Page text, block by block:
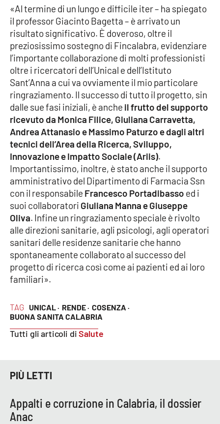
PROGETTI
SPECIALI
Buona Sanità Calabria
LA
CALABRIAVISIONE
Destinazioni
Eventi
Food
Storie
LAC
NETWORK
Lacplay.it
Lactv.it
Laconair.it
Lacitymag.it
Lacapitalenews.it
Cosenzachannel.it
Ilvibonese.it
TAG UNICAL · RENDE · COSENZA ·
BUONA SANITA CALABRIA
Tutti gli articoli diSalute
«Al termine di un lungo e difficile iter – ha spiegato
il professor Giacinto Bagetta – è arrivato un
risultato significativo. È doveroso, oltre il
preziosissimo sostegno di Fincalabra, evidenziare
l’importante collaborazione di molti professionisti
oltre i ricercatori dell’Unical e dell’Istituto
Sant’Anna a cui va ovviamente il mio particolare
ringraziamento. Il successo di tutto il progetto, sin
dalle sue fasi iniziali, è anche il frutto del supporto
ricevuto da Monica Filice, Giuliana Carravetta,
Andrea Attanasio e Massimo Paturzo e dagli altri
tecnici dell’Area della Ricerca, Sviluppo,
Innovazione e Impatto Sociale (Ariis).
Importantissimo, inoltre, è stato anche il supporto
amministrativo del Dipartimento di Farmacia Ssn
con il responsabile Francesco Portadibasso ed i
suoi collaboratori Giuliana Manna e Giuseppe
Oliva. Infine un ringraziamento speciale è rivolto
alle direzioni sanitarie, agli psicologi, agli operatori
sanitari delle residenze sanitarie che hanno
spontaneamente collaborato al successo del
progetto di ricerca così come ai pazienti ed ai loro
familiari».
PIÙ LETTI
Appalti e corruzione in Calabria, il dossier
Anac